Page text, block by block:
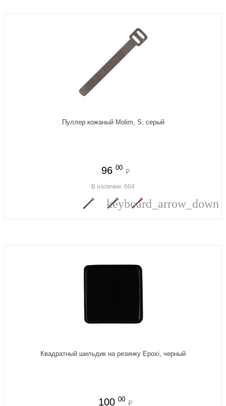
Пуллер кожаный Molim, S, серый
96 00 ₽
В наличии: 664
keyboard_arrow_down
Квадратный шильдик на резинку Epoxi, черный
100 00 ₽